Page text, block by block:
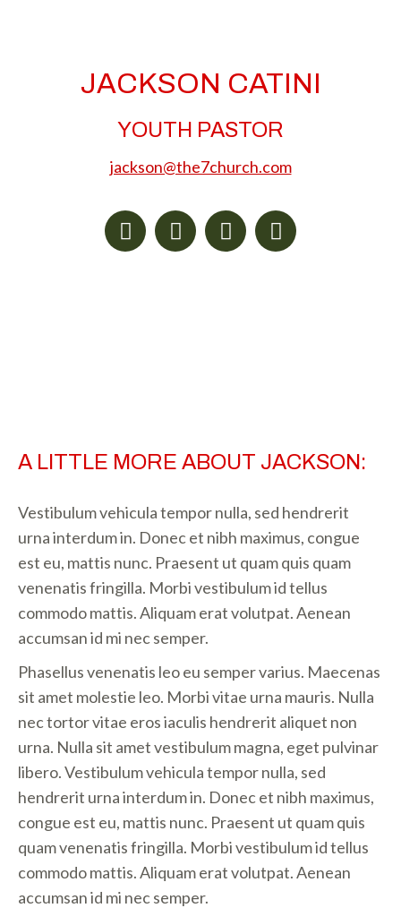
JACKSON CATINI
YOUTH PASTOR
jackson@the7church.com
Facebook
X InstagramPinterest
A LITTLE MORE ABOUT JACKSON:
Vestibulum vehicula tempor nulla, sed hendrerit
urna interdum in. Donec et nibh maximus, congue
est eu, mattis nunc. Praesent ut quam quis quam
venenatis fringilla. Morbi vestibulum id tellus
commodo mattis. Aliquam erat volutpat. Aenean
accumsan id mi nec semper.
Phasellus venenatis leo eu semper varius. Maecenas
sit amet molestie leo. Morbi vitae urna mauris. Nulla
nec tortor vitae eros iaculis hendrerit aliquet non
urna. Nulla sit amet vestibulum magna, eget pulvinar
libero. Vestibulum vehicula tempor nulla, sed
hendrerit urna interdum in. Donec et nibh maximus,
congue est eu, mattis nunc. Praesent ut quam quis
quam venenatis fringilla. Morbi vestibulum id tellus
commodo mattis. Aliquam erat volutpat. Aenean
accumsan id mi nec semper.